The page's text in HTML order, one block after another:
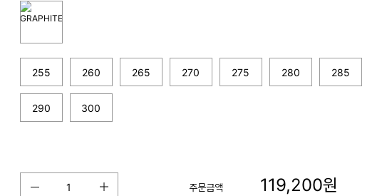
255 260 265 270 275 280 285
290 300
주문금액 119,200원